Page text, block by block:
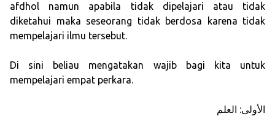
afdhol namun apabila tidak dipelajari atau tidak
diketahui maka seseorang tidak berdosa karena tidak
mempelajari ilmu tersebut.
Di sini beliau mengatakan wajib bagi kita untuk
mempelajari empat perkara.
الأولى: العلم